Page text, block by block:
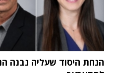
הנחת היסוד שעליה נבנה